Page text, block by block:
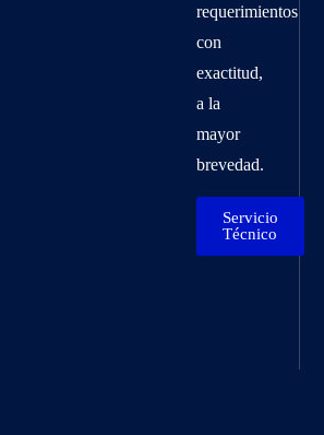
requerimientos
con
exactitud,
a la
mayor
brevedad.
Servicio
Técnico